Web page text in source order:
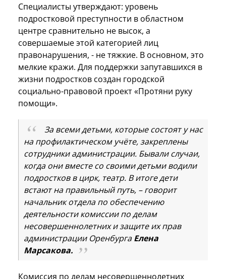
Специалисты утверждают: уровень
подростковой преступности в областном
центре сравнительно не высок, а
совершаемые этой категорией лиц
правонарушения, - не тяжкие. В основном, это
мелкие кражи. Для поддержки запутавшихся в
жизни подростков создан городской
социально-правовой проект «Протяни руку
помощи».
За всеми детьми, которые состоят у нас
на профилактическом учёте, закреплены
сотрудники администрации. Бывали случаи,
когда они вместе со своими детьми водили
подростков в цирк, театр. В итоге дети
встают на правильный путь, – говорит
начальник отдела по обеспечению
деятельности комиссии по делам
несовершеннолетних и защите их прав
администрации ОренбургаЕлена
Марсакова.
Комиссия по делам несовершеннолетних